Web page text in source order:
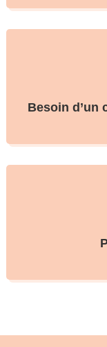
Besoin d’un